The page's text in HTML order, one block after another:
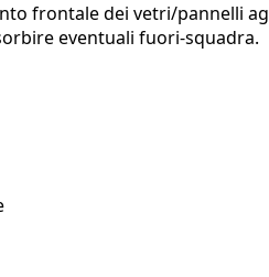
frontale dei vetri/pannelli
eventuali fuori-squadra.